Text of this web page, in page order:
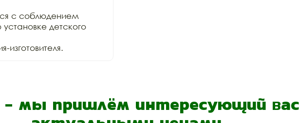
с соблюдением
детского
- мы пришлём интересующий